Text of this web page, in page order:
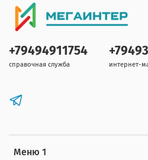
Меню 1
+79494911754
справочная служба интернет-